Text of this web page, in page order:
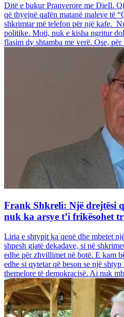
Ditë e bukur Pranverore me DieIl.
që thyejnë qafën matanë maleve të
shkrimtar më telefon për një kafe.
politike. Moti, nuk e kisha ngritur
flasim dy shtamba me verë. Ose, për
Frank Shkreli: Një drejtësi
nuk ka arsye t’i frikësohet
Liria e shtypit ka qenë dhe mbetet
shpesh gjatë dekadave, si në
edhe për zhvillimet në botë. E kam
edhe si qytetar që beson se një
themelore të demokracisë. Ai nuk